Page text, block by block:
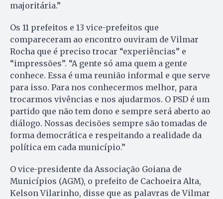
majoritária.”
Os 11 prefeitos e 13 vice-prefeitos que
compareceram ao encontro ouviram de Vilmar
Rocha que é preciso trocar “experiências” e
“impressões”. “A gente só ama quem a gente
conhece. Essa é uma reunião informal e que serve
para isso. Para nos conhecermos melhor, para
trocarmos vivências e nos ajudarmos. O PSD é um
partido que não tem dono e sempre será aberto ao
diálogo. Nossas decisões sempre são tomadas de
forma democrática e respeitando a realidade da
política em cada município.”
O vice-presidente da Associação Goiana de
Municípios (AGM), o prefeito de Cachoeira Alta,
Kelson Vilarinho, disse que as palavras de Vilmar